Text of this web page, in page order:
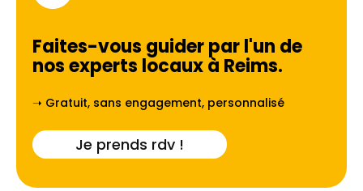
Faites-vous guider par l'un de
nos experts locaux à Reims.
➝ Gratuit, sans engagement, personnalisé
Je prends rdv !